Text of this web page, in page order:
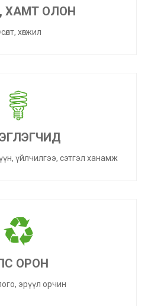
ХАМТ ОЛОН
хөгжил
үйлчилгээ, сэтгэл ханамж
ОРОН
эрүүл орчин